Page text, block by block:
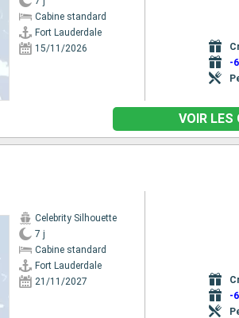
Cabine standard
Fort Lauderdale
15/11/2026
-
VOIR LES
Celebrity Silhouette
7 j
Cabine standard
Fort Lauderdale
21/11/2027
-